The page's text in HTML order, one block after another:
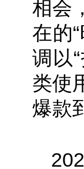
相会
在的
调以
类使
爆款